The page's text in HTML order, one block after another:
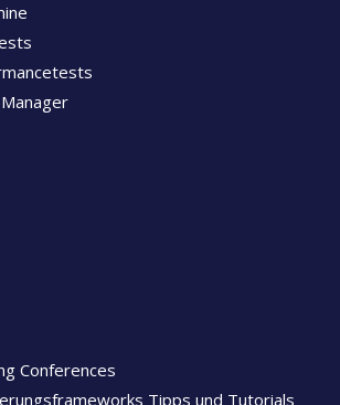
Conferences
Tipps und Tutorials